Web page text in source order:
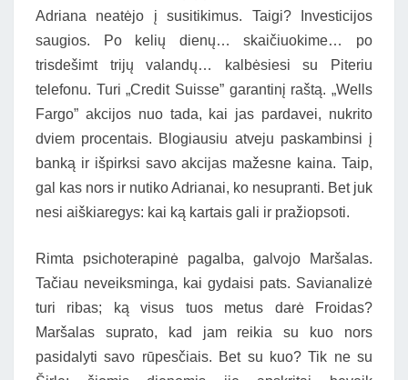
Adriana neatėjo į susitikimus. Taigi? Investicijos
saugios. Po kelių dienų… skaičiuokime… po
trisdešimt trijų valandų… kalbėsiesi su Piteriu
telefonu. Turi „Credit Suisse” garantinį raštą. „Wells
Fargo” akcijos nuo tada, kai jas pardavei, nukrito
dviem procentais. Blogiausiu atveju paskambinsi į
banką ir išpirksi savo akcijas mažesne kaina. Taip,
gal kas nors ir nutiko Adrianai, ko nesupranti. Bet juk
nesi aiškiaregys: kai ką kartais gali ir pražiopsoti.
Rimta psichoterapinė pagalba, galvojo Maršalas.
Tačiau neveiksminga, kai gydaisi pats. Savianalizė
turi ribas; ką visus tuos metus darė Froidas?
Maršalas suprato, kad jam reikia su kuo nors
pasidalyti savo rūpesčiais. Bet su kuo? Tik ne su